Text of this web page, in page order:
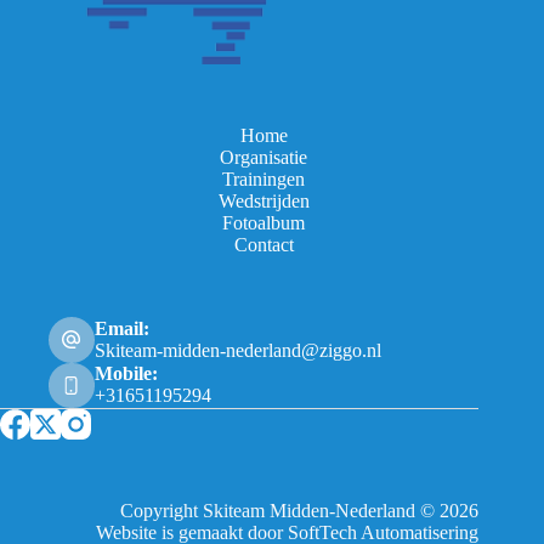
Home
Organisatie
Trainingen
Wedstrijden
Fotoalbum
Contact
Email:
Skiteam-midden-nederland@ziggo.nl
Mobile:
+31651195294
Copyright Skiteam Midden-Nederland © 2026
Website is gemaakt door SoftTech Automatisering